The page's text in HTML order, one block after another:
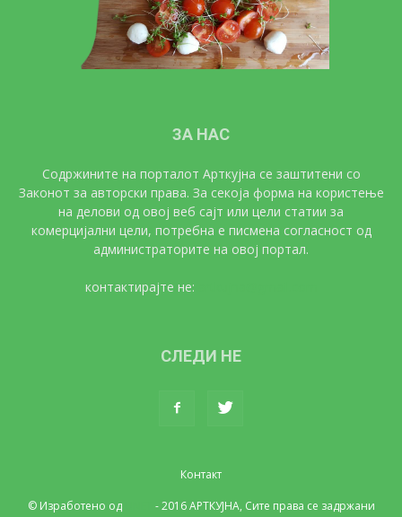
ЗА НАС
Содржините на порталот Арткујна се заштитени со
Законот за авторски права. За секоја форма на користење
на делови од овој веб сајт или цели статии за
комерцијални цели, потребна е писмена согласност од
администраторите на овој портал.
контактирајте не:
СЛЕДИ НЕ
Контакт
© Изработено од - 2016 АРТКУЈНА, Сите права се задржани